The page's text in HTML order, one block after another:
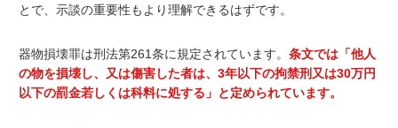
とで、示談の重要性もより理解できるはずです。
器物損壊罪は刑法第261条に規定されています。条文では「他人
の物を損壊し、又は傷害した者は、3年以下の拘禁刑又は30万円
以下の罰金若しくは科料に処する」と定められています。